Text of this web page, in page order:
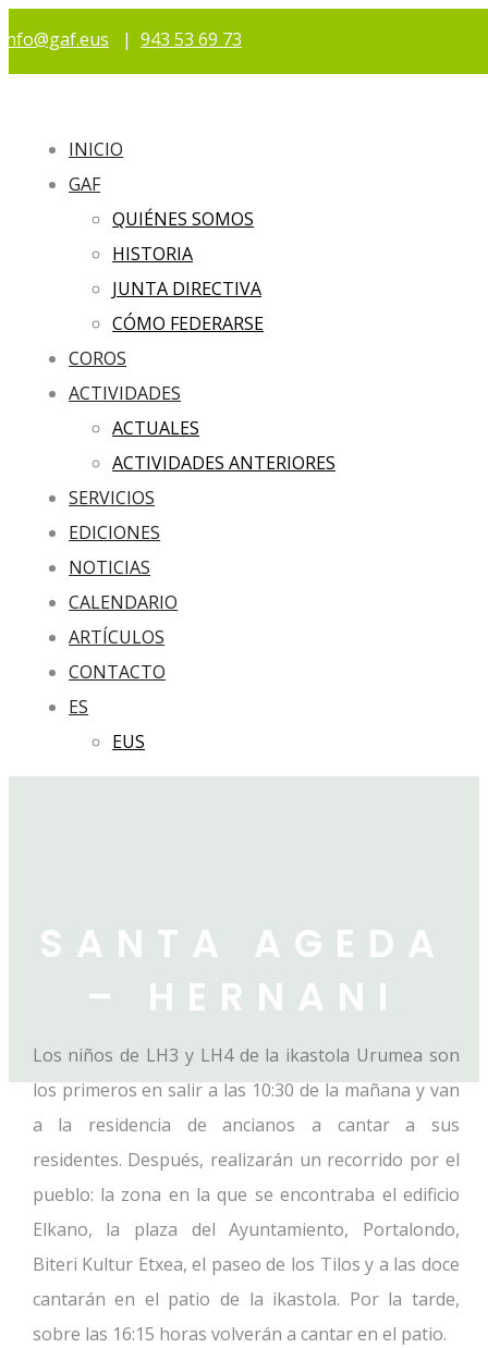
info@gaf.eus | 943 53 69 73
INICIO
GAF
QUIÉNES SOMOS
HISTORIA
JUNTA DIRECTIVA
CÓMO FEDERARSE
COROS
ACTIVIDADES
ACTUALES
ACTIVIDADES ANTERIORES
SERVICIOS
EDICIONES
NOTICIAS
CALENDARIO
ARTÍCULOS
CONTACTO
ES
EUS
SANTA AGEDA
– HERNANI
Los niños de LH3 y LH4 de la ikastola Urumea son
los primeros en salir a las 10:30 de la mañana y van
a la residencia de ancianos a cantar a sus
residentes. Después, realizarán un recorrido por el
pueblo: la zona en la que se encontraba el edificio
Elkano, la plaza del Ayuntamiento, Portalondo,
Biteri Kultur Etxea, el paseo de los Tilos y a las doce
cantarán en el patio de la ikastola. Por la tarde,
sobre las 16:15 horas volverán a cantar en el patio.